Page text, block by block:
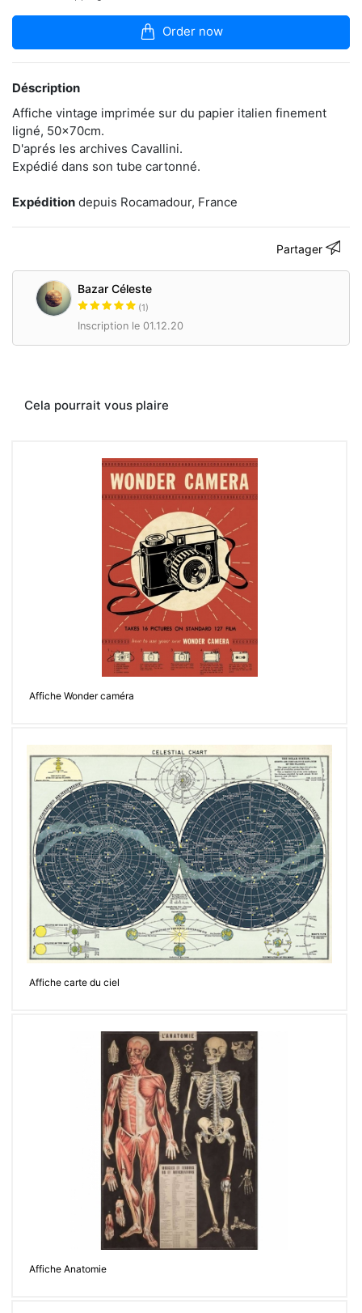
la
En
manque
d'inspiration
pour
une
nouvelle
décoration?
Bazar
vous
d'embellir
avec
des
produits
rares
originaux.
artisanat,
créations.
Contacter
Order now
Déscription
Affiche vintage imprimée sur du papier italien finement
ligné, 50x70cm.
D'aprés les archives Cavallini.
Expédié dans son tube cartonné.
Expédition depuis Rocamadour, France
Partager
Bazar Céleste
(1)
Inscription le 01.12.20
Cela pourrait vous plaire
Affiche Wonder caméra
Affiche carte du ciel
Affiche Anatomie